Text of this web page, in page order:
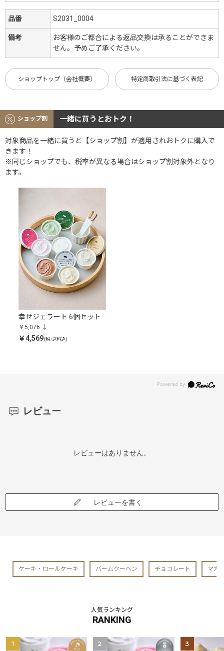
品番 S2031_0004
備考
お客様のご都合による返品交換は承ることができま
せん。予めご了承ください。
ショップトップ（会社概要） 特定商取引法に基づく表記
ショップ割 一緒に買うとおトク！
対象商品を一緒に買うと【ショップ割】が適用されおトクに購入で
きます！
※同じショップでも、税率が異なる場合はショップ割対象外となり
ます。
幸せジェラート 6個セット
￥5,076
￥4,569(税・送料込)
レビュー
レビューはありません。
レビューを書く
ケーキ・ロールケーキ バームクーヘン チョコレート マカ
人気ランキング
RANKING
1 2 3